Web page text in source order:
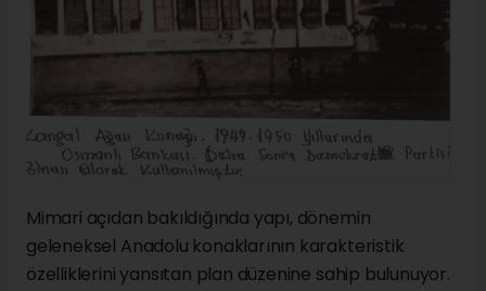
Mimari açıdan bakıldığında yapı, dönemin
geleneksel Anadolu konaklarının karakteristik
özelliklerini yansıtan plan düzenine sahip bulunuyor.